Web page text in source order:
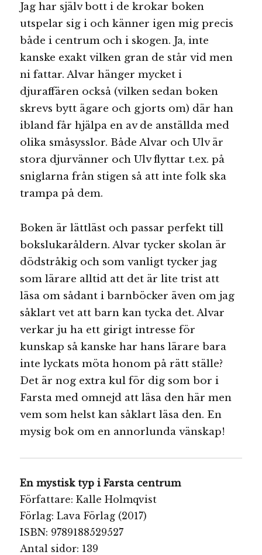
Jag har själv bott i de krokar boken
utspelar sig i och känner igen mig precis
både i centrum och i skogen. Ja, inte
kanske exakt vilken gran de står vid men
ni fattar. Alvar hänger mycket i
djuraffären också (vilken sedan boken
skrevs bytt ägare och gjorts om) där han
ibland får hjälpa en av de anställda med
olika småsysslor. Både Alvar och Ulv är
stora djurvänner och Ulv flyttar t.ex. på
sniglarna från stigen så att inte folk ska
trampa på dem.
Boken är lättläst och passar perfekt till
bokslukaråldern. Alvar tycker skolan är
dödstråkig och som vanligt tycker jag
som lärare alltid att det är lite trist att
läsa om sådant i barnböcker även om jag
såklart vet att barn kan tycka det. Alvar
verkar ju ha ett girigt intresse för
kunskap så kanske har hans lärare bara
inte lyckats möta honom på rätt ställe?
Det är nog extra kul för dig som bor i
Farsta med omnejd att läsa den här men
vem som helst kan såklart läsa den. En
mysig bok om en annorlunda vänskap!
En mystisk typ i Farsta centrum
Författare: Kalle Holmqvist
Förlag: Lava Förlag (2017)
ISBN: 9789188529527
Antal sidor: 139